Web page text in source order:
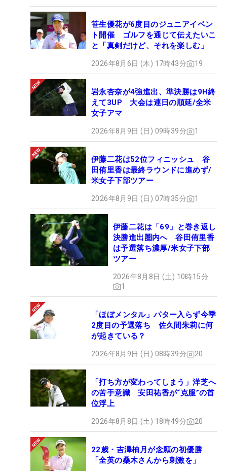
笹生優花が6度目のジュニアイベン
ト開催 ゴルフを通じて伝えたいこ
と「真剣だけど、それを楽しむ」
2026年8月6日 (木) 17時43分 19
岩永杏奈が4強進出、準決勝は9H終
えて3UP 大会は連日の順延/全米
女子アマ
2026年8月9日 (日) 09時39分 1
伊藤二花は52位フィニッシュ 谷
田侑里香は最終ラウンドに進めず/
米女子下部ツアー
2026年8月9日 (日) 07時35分 1
伊藤二花は「69」と巻き返し
決勝進出圏内へ 谷田侑里香
は予選落ち濃厚/米女子下部
ツアー
2026年8月8日 (土) 10時15分
1
「ほぼメンタル」パター入らず今季
2度目の予選落ち 佐久間朱莉に何
が起きている？
2026年8月9日 (日) 08時39分 20
「打ち方が変わってしまう」洋芝へ
の苦手意識 安田祐香が“克服”の首
位浮上
2026年8月8日 (土) 18時49分 20
22歳・吉澤柚月が念願の初優勝
「全英の桑木さんから刺激を」